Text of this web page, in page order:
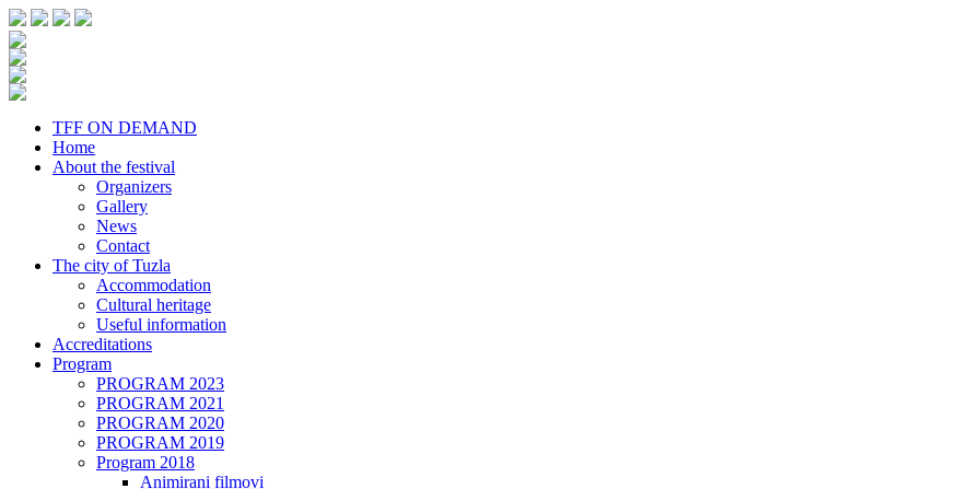
TFF ON DEMAND
Home
About the festival
Organizers
Gallery
News
Contact
The city of Tuzla
Accommodation
Cultural heritage
Useful information
Accreditations
Program
PROGRAM 2023
PROGRAM 2021
PROGRAM 2020
PROGRAM 2019
Program 2018
Animirani filmovi